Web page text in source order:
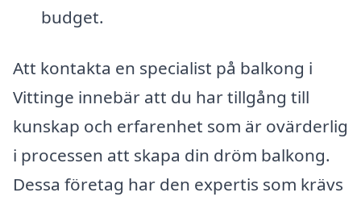
budget.
Att kontakta en specialist på balkong i
Vittinge innebär att du har tillgång till
kunskap och erfarenhet som är ovärderlig
i processen att skapa din dröm balkong.
Dessa företag har den expertis som krävs